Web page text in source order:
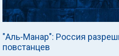
"Аль-Манар": Россия
повстанцев